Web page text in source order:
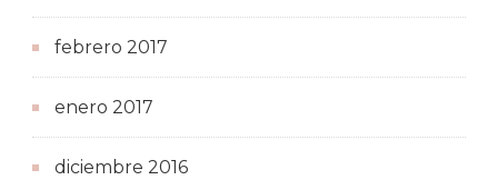
febrero 2017
enero 2017
diciembre 2016